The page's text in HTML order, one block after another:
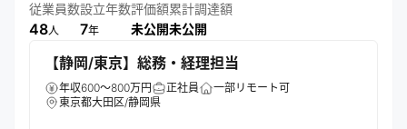
「eve auto」をサブスクリプション型で提供し、導入支援や
運行管理ツール、定期メンテナンスも実施。人手不足解消と
従業員数
48人
設立年数
7年
評価額
未公開
累計調達額
未公開
【静岡/東京】総務・経理担当
年収600～800万円 正社員
一部リモート可
東京都大田区/静岡県